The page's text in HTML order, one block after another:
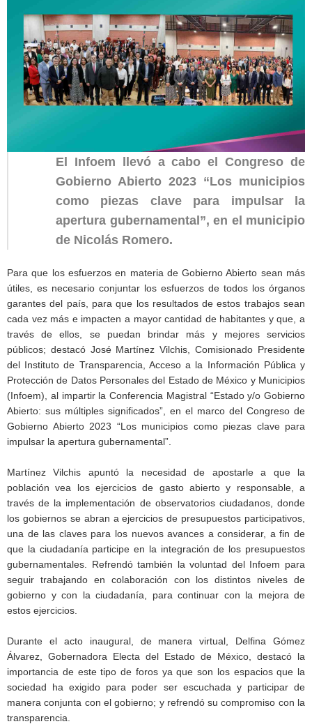
El Infoem llevó a cabo el Congreso de
Gobierno Abierto 2023 “Los municipios
como piezas clave para impulsar la
apertura gubernamental”, en el municipio
de Nicolás Romero.
Para que los esfuerzos en materia de Gobierno Abierto sean más
útiles, es necesario conjuntar los esfuerzos de todos los órganos
garantes del país, para que los resultados de estos trabajos sean
cada vez más e impacten a mayor cantidad de habitantes y que, a
través de ellos, se puedan brindar más y mejores servicios
públicos; destacó José Martínez Vilchis, Comisionado Presidente
del Instituto de Transparencia, Acceso a la Información Pública y
Protección de Datos Personales del Estado de México y Municipios
(Infoem), al impartir la Conferencia Magistral “Estado y/o Gobierno
Abierto: sus múltiples significados”, en el marco del Congreso de
Gobierno Abierto 2023 “Los municipios como piezas clave para
impulsar la apertura gubernamental”.
Martínez Vilchis apuntó la necesidad de apostarle a que la
población vea los ejercicios de gasto abierto y responsable, a
través de la implementación de observatorios ciudadanos, donde
los gobiernos se abran a ejercicios de presupuestos participativos,
una de las claves para los nuevos avances a considerar, a fin de
que la ciudadanía participe en la integración de los presupuestos
gubernamentales. Refrendó también la voluntad del Infoem para
seguir trabajando en colaboración con los distintos niveles de
gobierno y con la ciudadanía, para continuar con la mejora de
estos ejercicios.
Durante el acto inaugural, de manera virtual, Delfina Gómez
Álvarez, Gobernadora Electa del Estado de México, destacó la
importancia de este tipo de foros ya que son los espacios que la
sociedad ha exigido para poder ser escuchada y participar de
manera conjunta con el gobierno; y refrendó su compromiso con la
transparencia.